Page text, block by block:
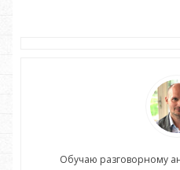
Обучаю разговорному